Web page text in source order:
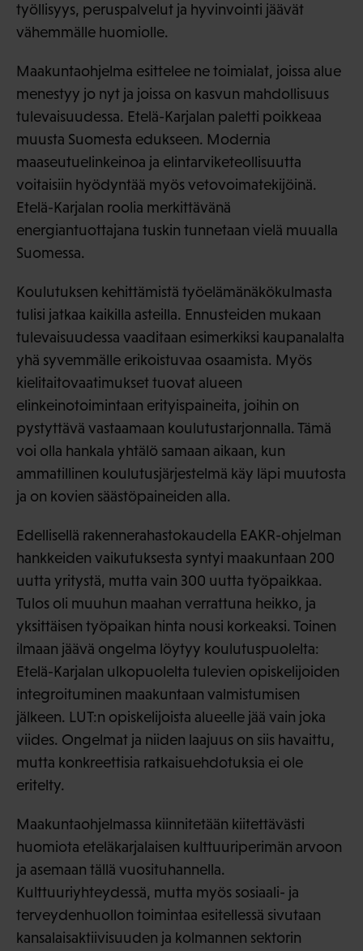
työllisyys, peruspalvelut ja hyvinvointi jäävät
vähemmälle huomiolle.
Maakuntaohjelma esittelee ne toimialat, joissa alue
menestyy jo nyt ja joissa on kasvun mahdollisuus
tulevaisuudessa. Etelä-Karjalan paletti poikkeaa
muusta Suomesta edukseen. Modernia
maaseutuelinkeinoa ja elintarviketeollisuutta
voitaisiin hyödyntää myös vetovoimatekijöinä.
Etelä-Karjalan roolia merkittävänä
energiantuottajana tuskin tunnetaan vielä muualla
Suomessa.
Koulutuksen kehittämistä työelämänäkökulmasta
tulisi jatkaa kaikilla asteilla. Ennusteiden mukaan
tulevaisuudessa vaaditaan esimerkiksi kaupanalalta
yhä syvemmälle erikoistuvaa osaamista. Myös
kielitaitovaatimukset tuovat alueen
elinkeinotoimintaan erityispaineita, joihin on
pystyttävä vastaamaan koulutustarjonnalla. Tämä
voi olla hankala yhtälö samaan aikaan, kun
ammatillinen koulutusjärjestelmä käy läpi muutosta
ja on kovien säästöpaineiden alla.
Edellisellä rakennerahastokaudella EAKR-ohjelman
hankkeiden vaikutuksesta syntyi maakuntaan 200
uutta yritystä, mutta vain 300 uutta työpaikkaa.
Tulos oli muuhun maahan verrattuna heikko, ja
yksittäisen työpaikan hinta nousi korkeaksi. Toinen
ilmaan jäävä ongelma löytyy koulutuspuolelta:
Etelä-Karjalan ulkopuolelta tulevien opiskelijoiden
integroituminen maakuntaan valmistumisen
jälkeen. LUT:n opiskelijoista alueelle jää vain joka
viides. Ongelmat ja niiden laajuus on siis havaittu,
mutta konkreettisia ratkaisuehdotuksia ei ole
eritelty.
Maakuntaohjelmassa kiinnitetään kiitettävästi
huomiota eteläkarjalaisen kulttuuriperimän arvoon
ja asemaan tällä vuosituhannella.
Kulttuuriyhteydessä, mutta myös sosiaali- ja
terveydenhuollon toimintaa esitellessä sivutaan
kansalaisaktiivisuuden ja kolmannen sektorin